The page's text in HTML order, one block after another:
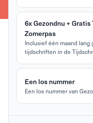
6x Gezondnu +
Zomerpas
Inclusief één maand
tijdschriften in de
Een los nummer
Een los nummer van